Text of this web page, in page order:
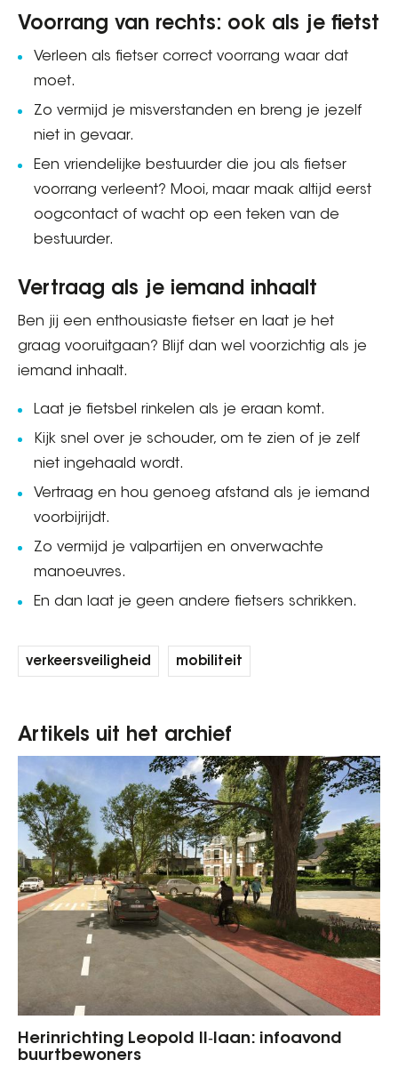
Voorrang van rechts: ook als je fietst
Verleen als fietser correct voorrang waar dat
moet.
Zo vermijd je misverstanden en breng je jezelf
niet in gevaar.
Een vriendelijke bestuurder die jou als fietser
voorrang verleent? Mooi, maar maak altijd eerst
oogcontact of wacht op een teken van de
bestuurder.
Vertraag als je iemand inhaalt
Ben jij een enthousiaste fietser en laat je het
graag vooruitgaan? Blijf dan wel voorzichtig als je
iemand inhaalt.
Laat je fietsbel rinkelen als je eraan komt.
Kijk snel over je schouder, om te zien of je zelf
niet ingehaald wordt.
Vertraag en hou genoeg afstand als je iemand
voorbijrijdt.
Zo vermijd je valpartijen en onverwachte
manoeuvres.
En dan laat je geen andere fietsers schrikken.
verkeersveiligheid mobiliteit
Artikels uit het archief
Herinrichting Leopold II‑laan: infoavond
buurtbewoners